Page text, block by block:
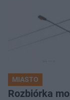
MIASTO
Rozbiórka